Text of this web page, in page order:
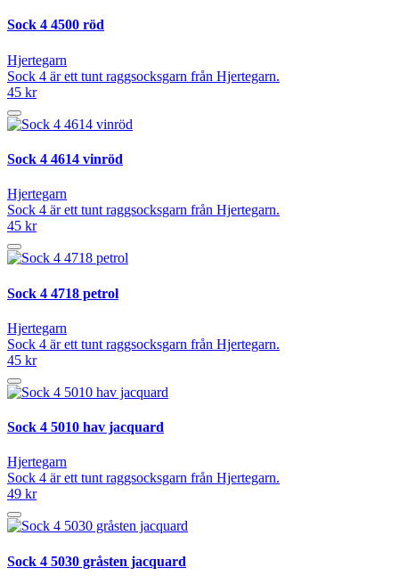
Sock 4 4500 röd
Hjertegarn
Sock 4 är ett tunt raggsocksgarn från Hjertegarn.
45 kr
Sock 4 4614 vinröd
Hjertegarn
Sock 4 är ett tunt raggsocksgarn från Hjertegarn.
45 kr
Sock 4 4718 petrol
Hjertegarn
Sock 4 är ett tunt raggsocksgarn från Hjertegarn.
45 kr
Sock 4 5010 hav jacquard
Hjertegarn
Sock 4 är ett tunt raggsocksgarn från Hjertegarn.
49 kr
Sock 4 5030 gråsten jacquard